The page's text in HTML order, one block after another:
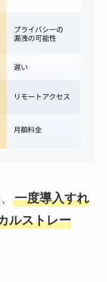
一度導入すれ
ルストレー